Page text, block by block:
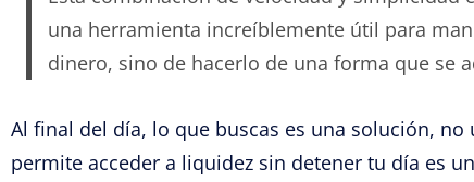
una herramienta increíblemente útil para
dinero, sino de hacerlo de una forma que se
Al final del día, lo que buscas es una solución,
permite acceder a liquidez sin detener tu día es